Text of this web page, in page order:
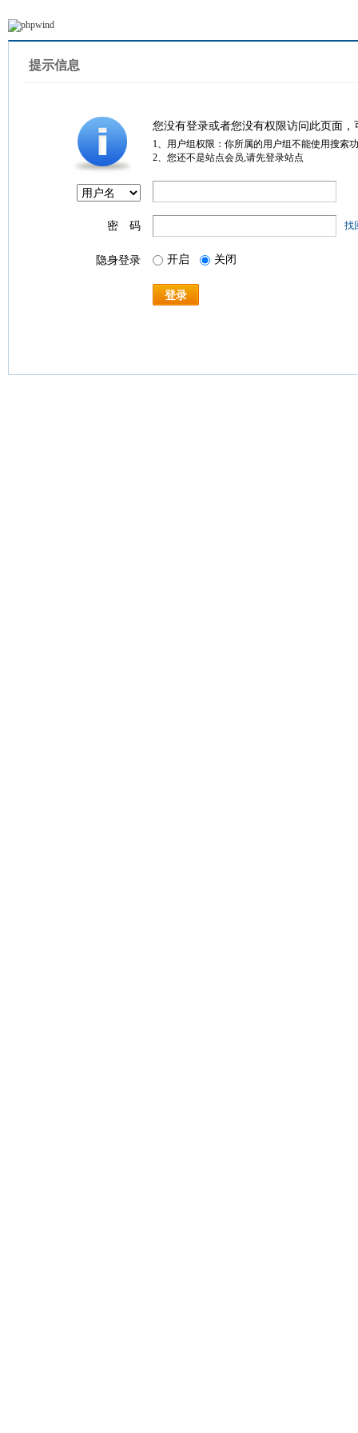
提示信息
您没有登录或者您没有权限访问此页面
1、用户组权限：你所属的用户组不能使用搜索
2、您还不是站点会员,请先登录站点
密 码 找
隐身登录 开启 关闭
登录